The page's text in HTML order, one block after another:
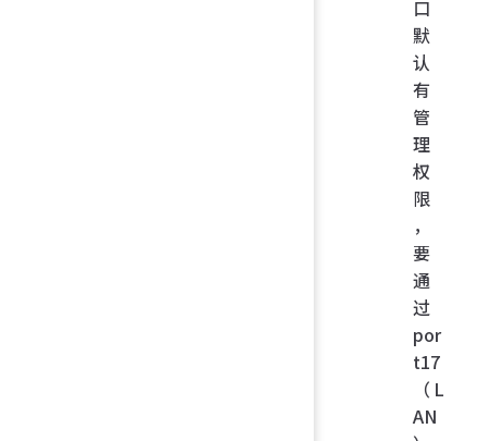
口
默
认
有
管
理
权
限
，
要
通
过
por
t17
（L
AN